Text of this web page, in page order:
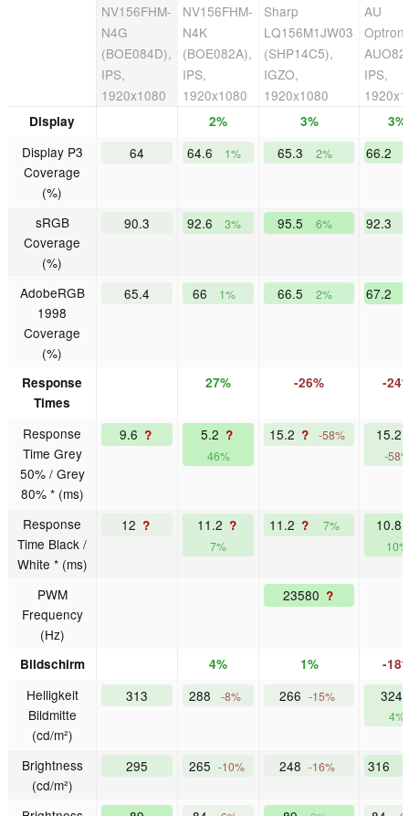
NV156FHM-
N4G
(BOE084D),
IPS,
1920x1080
NV156FHM-
N4K
(BOE082A),
IPS,
1920x1080
Sharp
LQ156M1JW03
(SHP14C5),
IGZO,
1920x1080
AU
IPS,
Display 2% 3% 3%
Display P3
Coverage
(%)
64 64.6 1% 65.3 2% 66.2
sRGB
Coverage
(%)
90.3 92.6 3% 95.5 6% 92.3
AdobeRGB
1998
Coverage
(%)
65.4 66 1% 66.5 2% 67.2
Response
Times
27% -26% -
Response
Time Grey
50% / Grey
80% * (ms)
9.6 ? 5.2 ?
46%
15.2 ? -58% 15.2
-
Response
Time Black /
White * (ms)
12 ? 11.2 ?
7%
11.2 ? 7% 10.8
10%
PWM
Frequency
(Hz)
23580 ?
Bildschirm 4% 1% -
Helligkeit
Bildmitte
(cd/m²)
313 288 -8% 266 -15%
4%
Brightness
(cd/m²)
295 265 -10% 248 -16% 316